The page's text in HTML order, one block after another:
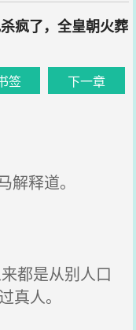
疯了，全皇朝火葬
签 下一章
释道。
都是从别人口
真人。